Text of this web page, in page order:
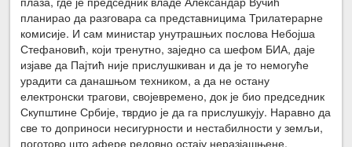
планирао да разговара са представницима Трилатерарне
комисије. И сам министар унутрашњих послова Небојша
Стефановић, који тренутно, заједно са шефом БИА, даје
изјаве да Пајтић није прислушкиван и да је то немогуће
урадити са данашњом техником, а да не остану
електронски трагови, својевремено, док је био председник
Скупштине Србије, тврдио је да га прислушкују. Наравно да
све то доприноси несигурности и нестабилности у земљи,
поготово што афере редовно остају неразјашњене.